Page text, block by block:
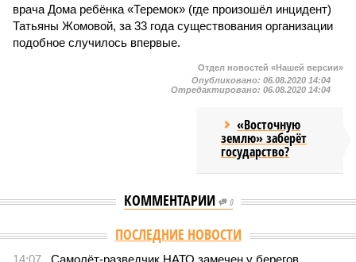
врача Дома ребёнка «Теремок» (где произошёл инцидент)
Татьяны Жомовой, за 33 года существования организации
подобное случилось впервые.
Отдел новостей «Нашей версии»
Опубликовано: 06.08.2020 14:04
Отредактировано: 06.08.2020 14:04
«Восточную
землю» заберёт
государство?
КОММЕНТАРИИ 0
Версия //Общество //
Земля уже не раз показывала человечеству свой
крутой нрав – когда покажет снова?